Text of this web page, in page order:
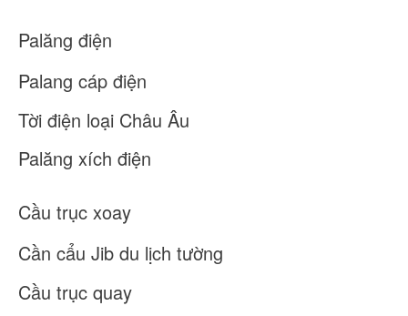
Palăng điện
Palang cáp điện
Tời điện loại Châu Âu
Palăng xích điện
Cầu trục xoay
Cần cẩu Jib du lịch tường
Cầu trục quay